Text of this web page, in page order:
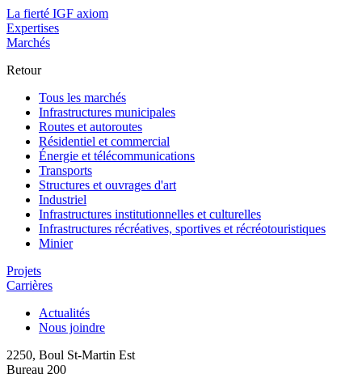
La fierté IGF axiom
Expertises
Marchés
Retour
Tous les marchés
Infrastructures municipales
Routes et autoroutes
Résidentiel et commercial
Énergie et télécommunications
Transports
Structures et ouvrages d'art
Industriel
Infrastructures institutionnelles et culturelles
Infrastructures récréatives, sportives et récréotouristiques
Minier
Projets
Carrières
Actualités
Nous joindre
2250, Boul St-Martin Est
Bureau 200